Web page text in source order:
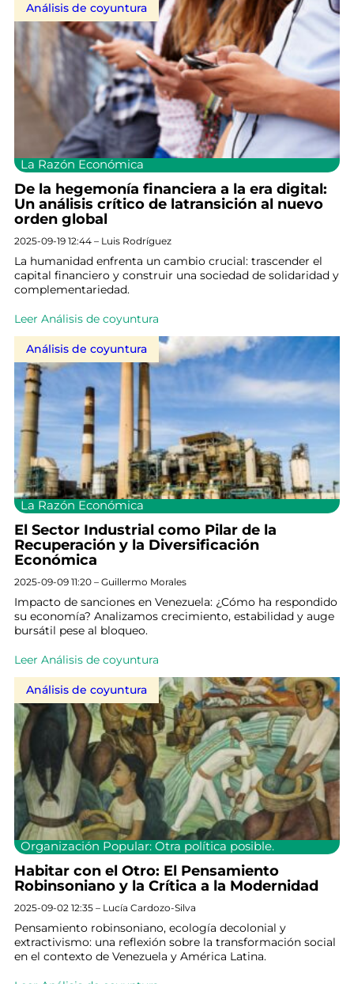
Análisis de coyuntura
La Razón Económica
De la hegemonía financiera a la era digital:
Un análisis crítico de latransición al nuevo
orden global
2025-09-19 12:44 – Luis Rodríguez
La humanidad enfrenta un cambio crucial: trascender el
capital financiero y construir una sociedad de solidaridad y
complementariedad.
Leer Análisis de coyuntura
Análisis de coyuntura
La Razón Económica
El Sector Industrial como Pilar de la
Recuperación y la Diversificación
Económica
2025-09-09 11:20 – Guillermo Morales
Impacto de sanciones en Venezuela: ¿Cómo ha respondido
su economía? Analizamos crecimiento, estabilidad y auge
bursátil pese al bloqueo.
Leer Análisis de coyuntura
Análisis de coyuntura
Organización Popular: Otra política posible.
Habitar con el Otro: El Pensamiento
Robinsoniano y la Crítica a la Modernidad
2025-09-02 12:35 – Lucía Cardozo-Silva
Pensamiento robinsoniano, ecología decolonial y
extractivismo: una reflexión sobre la transformación social
en el contexto de Venezuela y América Latina.